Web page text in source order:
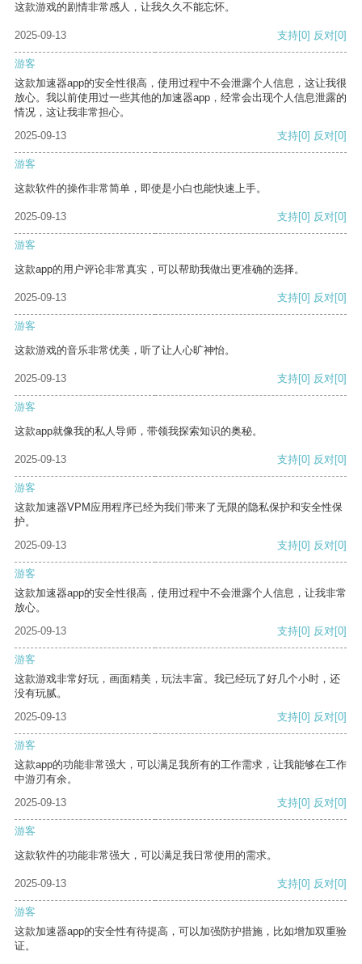
这款游戏的剧情非常感人，让我久久不能忘怀。
2025-09-13 支持[0] 反对[0]
游客
这款加速器app的安全性很高，使用过程中不会泄露个人信息，这让我很
放心。我以前使用过一些其他的加速器app，经常会出现个人信息泄露的
情况，这让我非常担心。
2025-09-13
支持[0] 反对[0]
游客
这款软件的操作非常简单，即使是小白也能快速上手。
2025-09-13 支持[0] 反对[0]
游客
这款app的用户评论非常真实，可以帮助我做出更准确的选择。
2025-09-13 支持[0] 反对[0]
游客
这款游戏的音乐非常优美，听了让人心旷神怡。
2025-09-13 支持[0] 反对[0]
游客
这款app就像我的私人导师，带领我探索知识的奥秘。
2025-09-13 支持[0] 反对[0]
游客
这款加速器VPM应用程序已经为我们带来了无限的隐私保护和安全性保
护。
2025-09-13
支持[0] 反对[0]
游客
这款加速器app的安全性很高，使用过程中不会泄露个人信息，让我非常
放心。
2025-09-13
支持[0] 反对[0]
游客
这款游戏非常好玩，画面精美，玩法丰富。我已经玩了好几个小时，还
没有玩腻。
2025-09-13
支持[0] 反对[0]
游客
这款app的功能非常强大，可以满足我所有的工作需求，让我能够在工作
中游刃有余。
2025-09-13
支持[0] 反对[0]
游客
这款软件的功能非常强大，可以满足我日常使用的需求。
2025-09-13 支持[0] 反对[0]
游客
这款加速器app的安全性有待提高，可以加强防护措施，比如增加双重验
证。